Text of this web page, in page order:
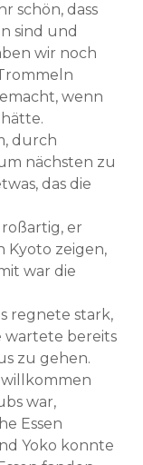
schön, dass
sind und
wir noch
wenn
durch
nächsten zu
das die
er
Kyoto zeigen,
war die
regnete stark,
wartete bereits
zu gehen.
war,
Essen
Yoko konnte